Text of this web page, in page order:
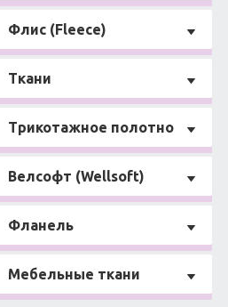
Флис (Fleece)
Ткани
Трикотажное полотно
Велсофт (Wellsoft)
Фланель
Мебельные ткани